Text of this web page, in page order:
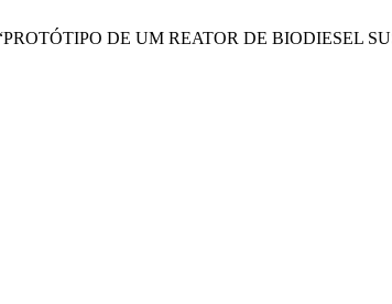
“PROTÓTIPO DE UM REATOR DE